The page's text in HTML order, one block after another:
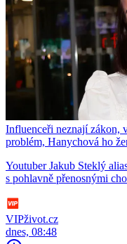
Influenceři neznají zákon,
problém, Hanychová ho
Youtuber Jakub Steklý
s pohlavně přenosnými
VIPživot.cz
dnes, 08:48